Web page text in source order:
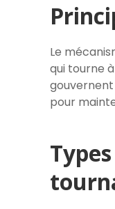
Le
qui tourne
pour